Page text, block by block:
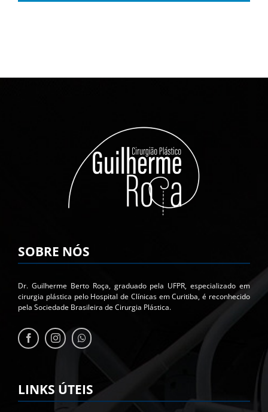
SOBRE NÓS
Dr. Guilherme Berto Roça, graduado pela UFPR, especializado em
cirurgia plástica pelo Hospital de Clínicas em Curitiba, é reconhecido
pela Sociedade Brasileira de Cirurgia Plástica.
LINKS ÚTEIS